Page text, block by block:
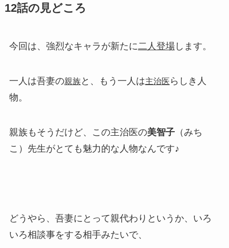
12話の見どころ
今回は、強烈なキャラが新たに二人登場します。
一人は吾妻の親族と、もう一人は主治医 らしき人
物。
親族もそうだけど、この主治医の美智子（みち
こ）先生がとても魅力的な人物なんです♪
どうやら、吾妻にとって親代わりというか、いろ
いろ相談事をする相手みたいで、